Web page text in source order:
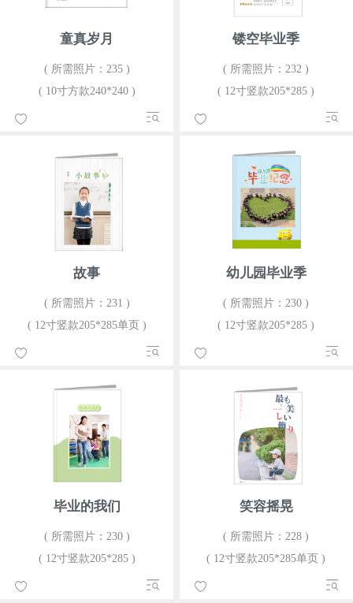
童真岁月
( 所需照片：235 )
( 10寸方款240*240 )
镂空毕业季
( 所需照片：232 )
( 12寸竖款205*285 )
故事
( 所需照片：231 )
( 12寸竖款205*285单页 )
幼儿园毕业季
( 所需照片：230 )
( 12寸竖款205*285 )
毕业的我们
( 所需照片：230 )
( 12寸竖款205*285 )
笑容摇晃
( 所需照片：228 )
( 12寸竖款205*285单页 )